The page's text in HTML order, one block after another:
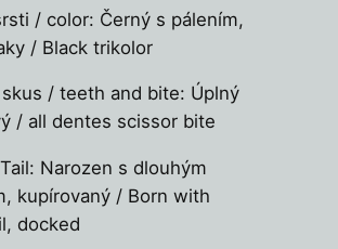
/ color: Černý s pálením,
/ Black trikolor
skus / teeth and bite: Úplný
/ all dentes scissor bite
Narozen s dlouhým
kupírovaný / Born with
docked